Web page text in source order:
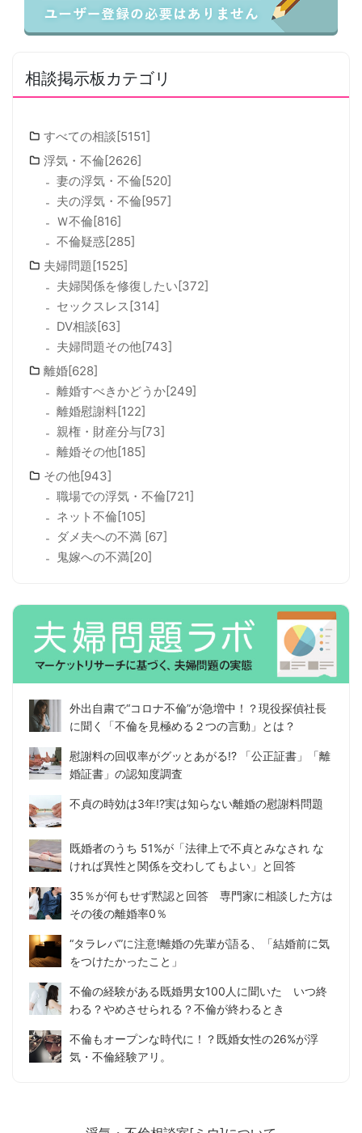
相談掲示板カテゴリ
すべての相談[5151]
浮気・不倫[2626]
妻の浮気・不倫[520]
夫の浮気・不倫[957]
Ｗ不倫[816]
不倫疑惑[285]
夫婦問題[1525]
夫婦関係を修復したい[372]
セックスレス[314]
DV相談[63]
夫婦問題その他[743]
離婚[628]
離婚すべきかどうか[249]
離婚慰謝料[122]
親権・財産分与[73]
離婚その他[185]
その他[943]
職場での浮気・不倫[721]
ネット不倫[105]
ダメ夫への不満 [67]
鬼嫁への不満[20]
外出自粛で“コロナ不倫”が急増中！？現役探偵社長
に聞く「不倫を見極める２つの言動」とは？
慰謝料の回収率がグッとあがる!? 「公正証書」「離
婚証書」の認知度調査
不貞の時効は3年!?実は知らない離婚の慰謝料問題
既婚者のうち 51%が「法律上で不貞とみなされ な
ければ異性と関係を交わしてもよい」と回答
35％が何もせず黙認と回答 専門家に相談した方は
その後の離婚率0％
“タラレバ”に注意!離婚の先輩が語る、「結婚前に気
をつけたかったこと」
不倫の経験がある既婚男女100人に聞いた いつ終
わる？やめさせられる？不倫が終わるとき
不倫もオープンな時代に！？既婚女性の26%が浮
気・不倫経験アリ。